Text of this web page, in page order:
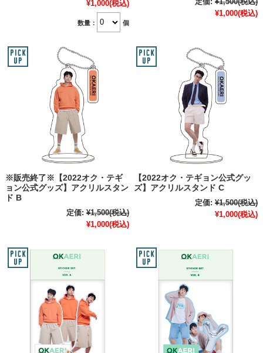
¥1,000(税込)
数量： 個
¥1,000(税込)
※販売終了※【2022オク・テギ
ョン公式グッズ】アクリルスタン
ド B
定価: ¥1,500(税込)
¥1,000(税込)
【2022オク・テギョン公式グッ
ズ】アクリルスタンド C
定価: ¥1,500(税込)
¥1,000(税込)